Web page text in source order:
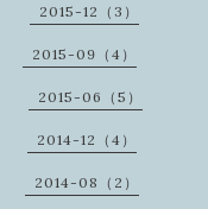
2015-12（3）
2015-09（4）
2015-06（5）
2014-12（4）
2014-08（2）